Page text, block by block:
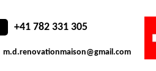
+41 782 331 305
m.d.renovationmaison@gmail.com